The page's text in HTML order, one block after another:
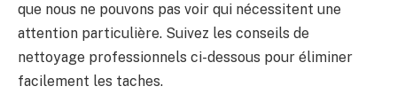
que nous ne pouvons pas voir qui nécessitent une
attention particulière. Suivez les conseils de
nettoyage professionnels ci-dessous pour éliminer
facilement les taches.